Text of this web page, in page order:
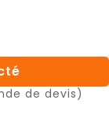
de devis)